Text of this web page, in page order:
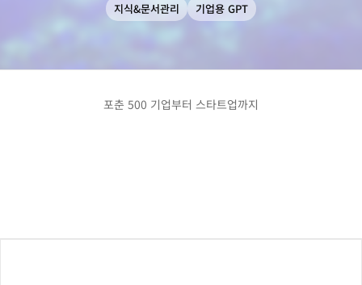
지식&문서관리
기업용 GPT
포춘 500 기업부터 스타트업까지